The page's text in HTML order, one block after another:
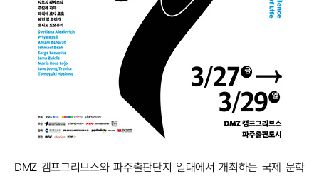
DMZ 캠프그리브스와 파주출판단지 일대에서 개최하는 국제 문학